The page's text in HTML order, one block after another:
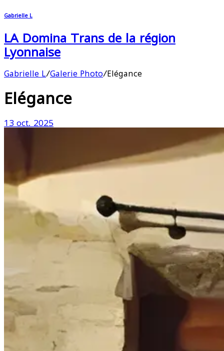
Gabrielle L
LA Domina Trans de la région
Lyonnaise
Gabrielle L/Galerie Photo/Elégance
Elégance
13 oct. 2025